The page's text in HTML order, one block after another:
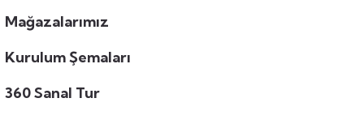
Mağazalarımız
Kurulum Şemaları
360 Sanal Tur